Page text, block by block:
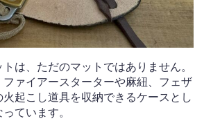
は、ただのマットではありません。
ァイアースターターや麻紐、フェザ
起こし道具を収納できるケースとし
ています。